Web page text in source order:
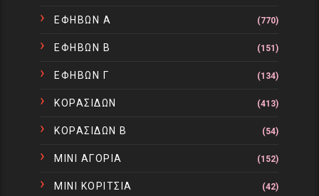
ΕΦΗΒΩΝ Α (770)
ΕΦΗΒΩΝ Β (151)
ΕΦΗΒΩΝ Γ (134)
ΚΟΡΑΣΙΔΩΝ (413)
ΚΟΡΑΣΙΔΩΝ Β (54)
ΜΙΝΙ ΑΓΟΡΙΑ (152)
ΜΙΝΙ ΚΟΡΙΤΣΙΑ (42)